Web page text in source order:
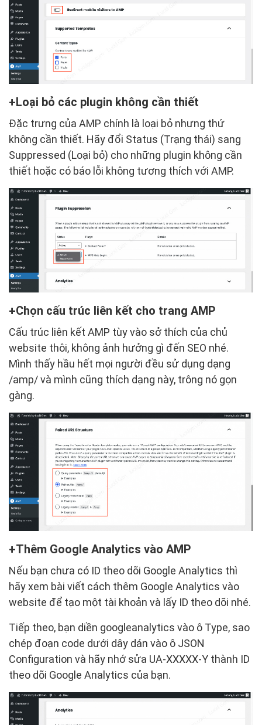
Loại bỏ các plugin không cần thiết
Đặc trưng của AMP chính là loại bỏ nhưng thứ
không cần thiết. Hãy đổi Status (Trạng thái) sang
Suppressed (Loại bỏ) cho những plugin không cần
thiết hoặc có báo lỗi không tương thích với AMP.
Chọn cấu trúc liên kết cho trang AMP
Cấu trúc liên kết AMP tùy vào sở thích của chủ
website thôi, không ảnh hưởng gì đến SEO nhé.
Mình thấy hầu hết mọi người đều sử dụng dạng
/amp/ và mình cũng thích dạng này, trông nó gọn
gàng.
Thêm Google Analytics vào AMP
Nếu bạn chưa có ID theo dõi Google Analytics thì
hãy xem bài viết cách thêm Google Analytics vào
website để tạo một tài khoản và lấy ID theo dõi nhé.
Tiếp theo, bạn diền googleanalytics vào ô Type, sao
chép đoạn code dưới dây dán vào ô JSON
Configuration và hãy nhớ sửa UA-XXXXX-Y thành ID
theo dõi Google Analytics của bạn.